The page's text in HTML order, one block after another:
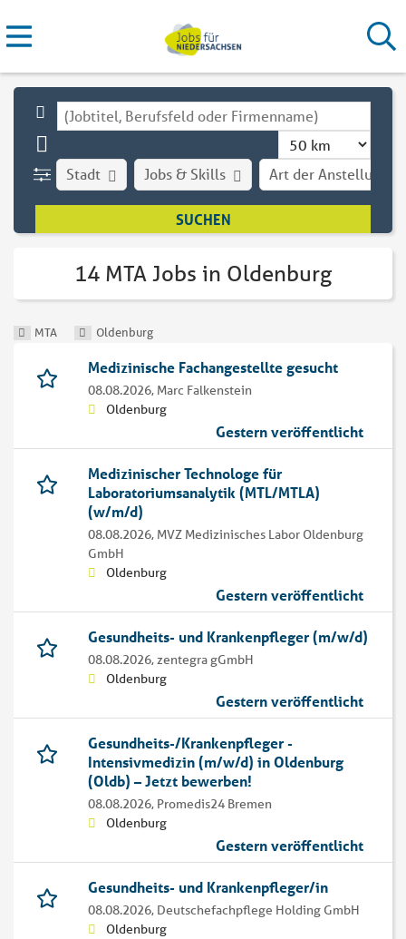
Stadt Art der Anstellung
Jobs & Skills
14 MTA Jobs in Oldenburg
MTA Oldenburg
Medizinische Fachangestellte gesucht
08.08.2026, Marc Falkenstein
Oldenburg
Gestern veröffentlicht
Medizinischer Technologe für
Laboratoriumsanalytik (MTL/MTLA)
(w/m/d)
08.08.2026, MVZ Medizinisches Labor Oldenburg
GmbH
Oldenburg
Gestern veröffentlicht
Gesundheits- und Krankenpfleger (m/w/d)
08.08.2026,zentegra gGmbH
Oldenburg
Gestern veröffentlicht
Gesundheits-/Krankenpfleger -
Intensivmedizin (m/w/d) in Oldenburg
(Oldb) – Jetzt bewerben!
08.08.2026, Promedis24 Bremen
Oldenburg
Gestern veröffentlicht
Gesundheits- und Krankenpfleger/in
08.08.2026, Deutschefachpflege Holding GmbH
Oldenburg